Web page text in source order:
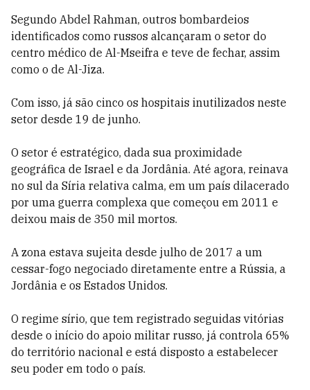
Segundo Abdel Rahman, outros bombardeios
identificados como russos alcançaram o setor do
centro médico de Al-Mseifra e teve de fechar, assim
como o de Al-Jiza.
Com isso, já são cinco os hospitais inutilizados neste
setor desde 19 de junho.
O setor é estratégico, dada sua proximidade
geográfica de Israel e da Jordânia. Até agora, reinava
no sul da Síria relativa calma, em um país dilacerado
por uma guerra complexa que começou em 2011 e
deixou mais de 350 mil mortos.
A zona estava sujeita desde julho de 2017 a um
cessar-fogo negociado diretamente entre a Rússia, a
Jordânia e os Estados Unidos.
O regime sírio, que tem registrado seguidas vitórias
desde o início do apoio militar russo, já controla 65%
do território nacional e está disposto a estabelecer
seu poder em todo o país.